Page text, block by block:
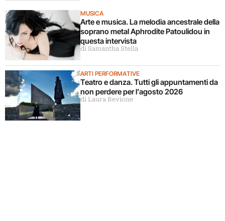
MUSICA
Arte e musica. La melodia ancestrale della
soprano metal Aphrodite Patoulidou in
questa intervista
di Samantha Stella
ARTI PERFORMATIVE
Teatro e danza. Tutti gli appuntamenti da
non perdere per l’agosto 2026
di Laura Bevione